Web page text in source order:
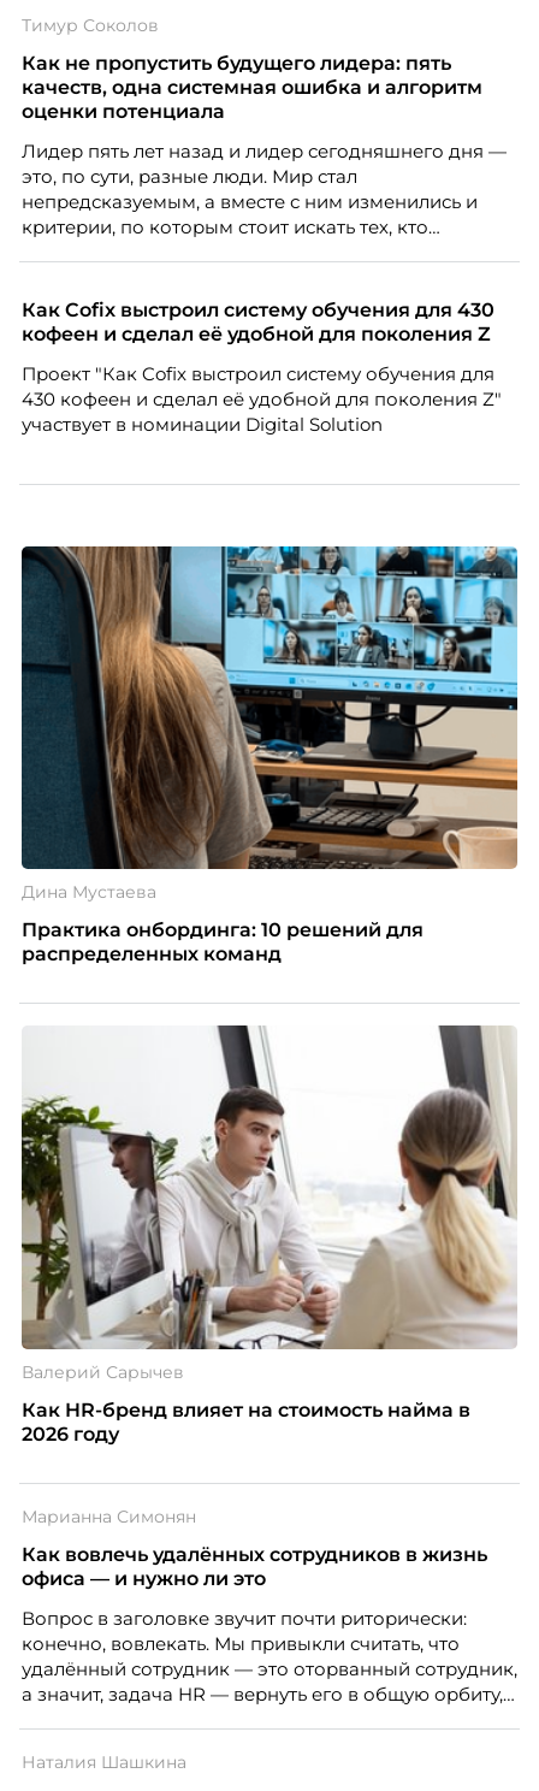
Тимур Соколов
Как не пропустить будущего лидера: пять
качеств, одна системная ошибка и алгоритм
оценки потенциала
Лидер пять лет назад и лидер сегодняшнего дня —
это, по сути, разные люди. Мир стал
непредсказуемым, а вместе с ним изменились и
критерии, по которым стоит искать тех, кто
«свадебного генерала», почему стандартные
системы оценки часто упускают самых талантливых
людей и как выявить лидерский потенциал ещё до
того, как он проявится в цифрах KPI, рассказывает
Тимур Соколов, ключевой эксперт по
стратегическому развитию и формированию
Как Cofix выстроил систему обучения для 430
кофеен и сделал её удобной для поколения Z
Проект "Как Cofix выстроил систему обучения для
430 кофеен и сделал её удобной для поколения Z"
участвует в номинации Digital Solution
Дина Мустаева
Практика онбординга: 10 решений для
распределенных команд
Валерий Сарычев
Как HR-бренд влияет на стоимость найма в
2026 году
Марианна Симонян
Как вовлечь удалённых сотрудников в жизнь
офиса — и нужно ли это
Вопрос в заголовке звучит почти риторически:
конечно, вовлекать. Мы привыкли считать, что
удалённый сотрудник — это оторванный сотрудник,
а значит, задача HR — вернуть его в общую орбиту,
вовлечения, стоит остановиться на неудобном
Наталия Шашкина